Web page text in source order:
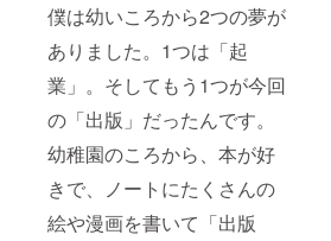
僕は幼いころから2つの夢が
ありました。1つは「起
業」。そしてもう1つが今回
の「出版」だったんです。
幼稚園のころから、本が好
きで、ノートにたくさんの
絵や漫画を書いて「出版